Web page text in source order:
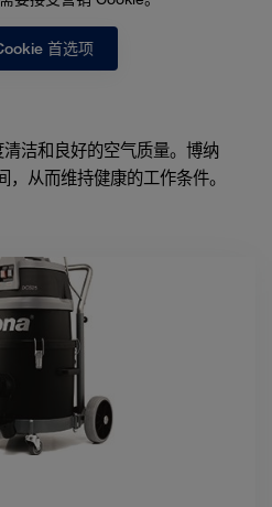
首选项
洁和良好的空气质量。博纳
从而维持健康的工作条件。